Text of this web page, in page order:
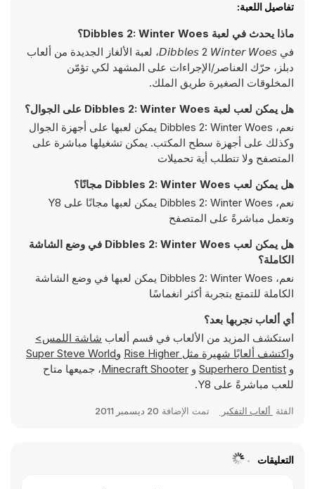
تفاصيل اللعبة:
ماذا يحدث في لعبة Dibbles 2: Winter Woes؟
في 𝘋𝘪𝘣𝘣𝘭𝘦𝘴 2 𝘞𝘪𝘯𝘵𝘦𝘳 𝘞𝘰𝘦𝘴، لعبة الألغاز الجديدة من ألعاب
دبلز، حرّك العناصر/الإجراءات على المشهد لكي تؤمّن
المخلوقات الصغيرة طريق الملك.
هل يمكن لعب لعبة Dibbles 2: Winter Woes على الجوال؟
نعم، Dibbles 2: Winter Woes يمكن لعبها على أجهزة الجوال
وكذلك على أجهزة سطح المكتب. يمكن تشغيلها مباشرة على
المتصفح ولا تتطلب أية تحميلات
هل يمكن لعب Dibbles 2: Winter Woes مجانًا؟
نعم، Dibbles 2: Winter Woes يمكن لعبها مجانًا على Y8
وتعمل مباشرةً على المتصفح
هل يمكن لعب Dibbles 2: Winter Woes في وضع الشاشة
الكاملة؟
نعم، Dibbles 2: Winter Woes يمكن لعبها في وضع الشاشة
الكاملة للتمتع بتجربة أكثر انغماسًا
أي ألعاب نجربها بعد؟
استكشف المزيد من الألعاب في قسم ألعاب شاشة اللمس>
واكتشف ألعابًا شهيرة مثل Rise Higher وSuper Steve World
و Superhero Dentist و Minecraft Shooter، جميعها متاح
للعب مباشرةً على Y8.
الفئة ألعاب التفكير تمت الإضافة 20 ديسمبر 2011
التعليقات